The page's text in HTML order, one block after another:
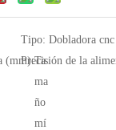
Tipo: Dobladora cnc
(mm):Ta
ma
ño
mí
Precisión de la